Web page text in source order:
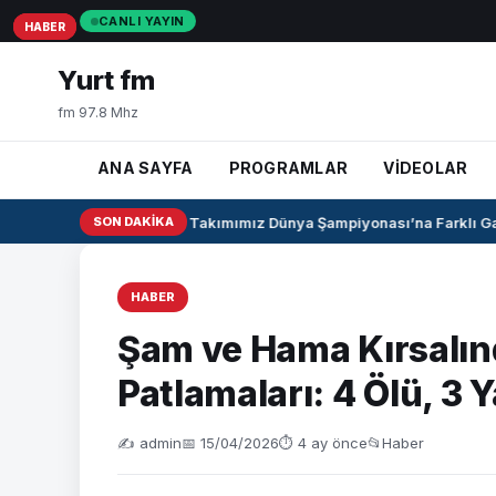
CANLI YAYIN
Yurt fm
fm 97.8 Mhz
ANA SAYFA PROGRAMLAR VİDEOLAR
SON DAKIKA
U17 Kız Milli Takımımız Dünya Şampiyonası’na Farklı
HABER
Şam ve Hama
Patlamaları: 4 Ölü, 3
✍️ admin📅 15/04/2026⏱ 4 ay önce📂Haber
HABER
HABER
HABER